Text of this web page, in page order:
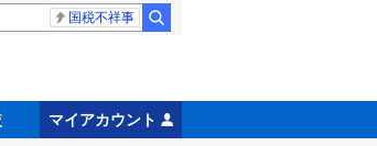
国税不祥事
マイアカウント